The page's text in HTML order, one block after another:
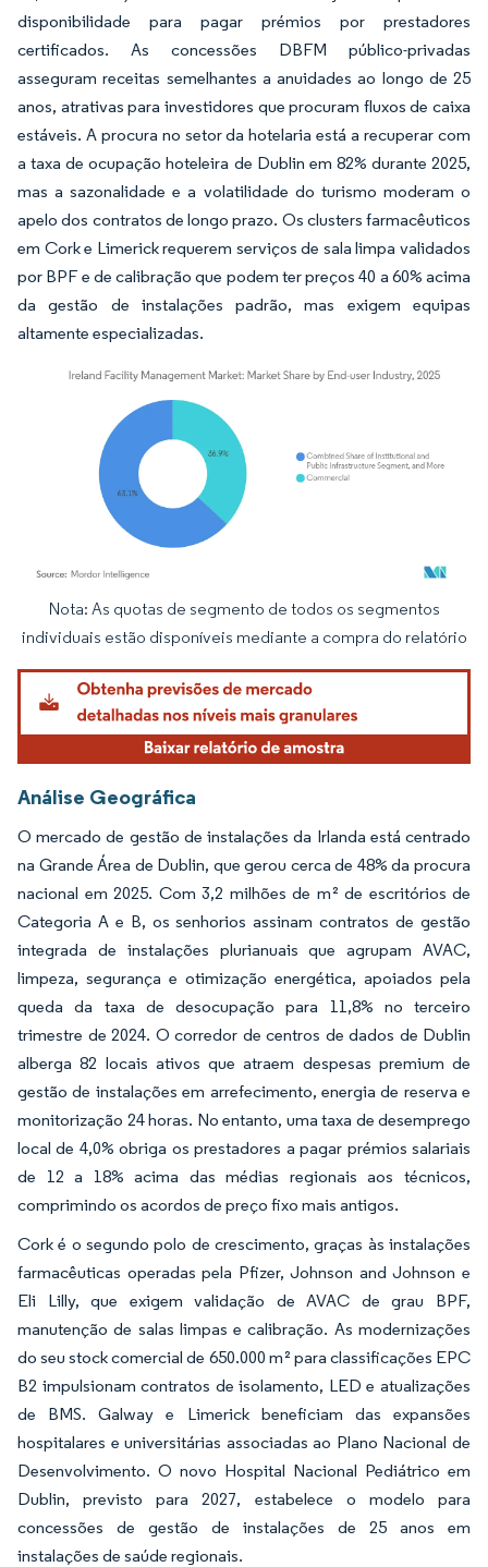
disponibilidade para pagar prémios por prestadores
certificados. As concessões DBFM público-privadas
asseguram receitas semelhantes a anuidades ao longo de 25
anos, atrativas para investidores que procuram fluxos de caixa
estáveis. A procura no setor da hotelaria está a recuperar com
a taxa de ocupação hoteleira de Dublin em 82% durante 2025,
mas a sazonalidade e a volatilidade do turismo moderam o
apelo dos contratos de longo prazo. Os clusters farmacêuticos
em Cork e Limerick requerem serviços de sala limpa validados
por BPF e de calibração que podem ter preços 40 a 60% acima
da gestão de instalações padrão, mas exigem equipas
altamente especializadas.
Imagem © Mordor Intelligence. O reuso requer atribuição conforme CC BY 4.0.
Nota: As quotas de segmento de todos os segmentos
individuais estão disponíveis mediante a compra do relatório
Análise Geográfica
O mercado de gestão de instalações da Irlanda está centrado
na Grande Área de Dublin, que gerou cerca de 48% da procura
nacional em 2025. Com 3,2 milhões de m² de escritórios de
Categoria A e B, os senhorios assinam contratos de gestão
integrada de instalações plurianuais que agrupam AVAC,
limpeza, segurança e otimização energética, apoiados pela
queda da taxa de desocupação para 11,8% no terceiro
trimestre de 2024. O corredor de centros de dados de Dublin
alberga 82 locais ativos que atraem despesas premium de
gestão de instalações em arrefecimento, energia de reserva e
monitorização 24 horas. No entanto, uma taxa de desemprego
local de 4,0% obriga os prestadores a pagar prémios salariais
de 12 a 18% acima das médias regionais aos técnicos,
comprimindo os acordos de preço fixo mais antigos.
Cork é o segundo polo de crescimento, graças às instalações
farmacêuticas operadas pela Pfizer, Johnson and Johnson e
Eli Lilly, que exigem validação de AVAC de grau BPF,
manutenção de salas limpas e calibração. As modernizações
do seu stock comercial de 650.000 m² para classificações EPC
B2 impulsionam contratos de isolamento, LED e atualizações
de BMS. Galway e Limerick beneficiam das expansões
hospitalares e universitárias associadas ao Plano Nacional de
Desenvolvimento. O novo Hospital Nacional Pediátrico em
Dublin, previsto para 2027, estabelece o modelo para
concessões de gestão de instalações de 25 anos em
instalações de saúde regionais.